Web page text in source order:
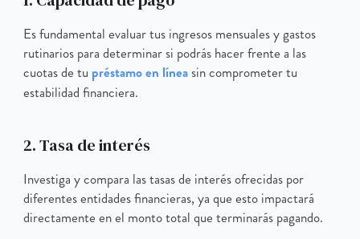
Es fundamental evaluar tus ingresos mensuales y gastos
rutinarios para determinar si podrás hacer frente a las
cuotas de tu préstamo en líneasin comprometer tu
estabilidad financiera.
2. Tasa de interés
Investiga y compara las tasas de interés ofrecidas por
diferentes entidades financieras, ya que esto impactará
directamente en el monto total que terminarás pagando.